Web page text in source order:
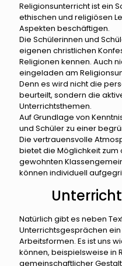
Religionsunterricht ist ein
ethischen und religiösen
Aspekten beschäftigen.
Die Schülerinnen und
eigenen christlichen
Religionen kennen. Auch
eingeladen am
Denn es wird nicht die
beurteilt, sondern die
Unterrichtsthemen.
Auf Grundlage von
und Schüler zu einer
Die vertrauensvolle
bietet die Möglichkeit zum
gewohnten
können individuell
Natürlich gibt es neben
Unterrichtsgesprächen
Arbeitsformen. Es ist uns
können, beispielsweise in
gemeinschaftlicher